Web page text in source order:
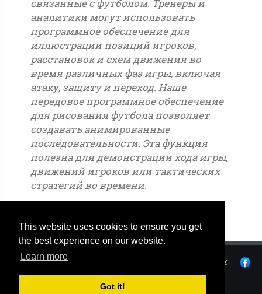
This website uses cookies to ensure you get
the best experience on our website.
Learn more
Got it!
связанные с футболом. Тренеры и
аналитики могут использовать
программное обеспечение для
иллюстрации позиций игроков,
расстановок и схем движения во
время различных фаз игры, включая
атаку, защиту и переход. Наше
передовое программное обеспечение
для рисования футбола позволяет
создавать анимированные
последовательности. Эта функция
полезна для демонстрации хода игры,
движений игроков или тактических
стратегий во времени.
Конфиденциальность
|© OSTJE 2025